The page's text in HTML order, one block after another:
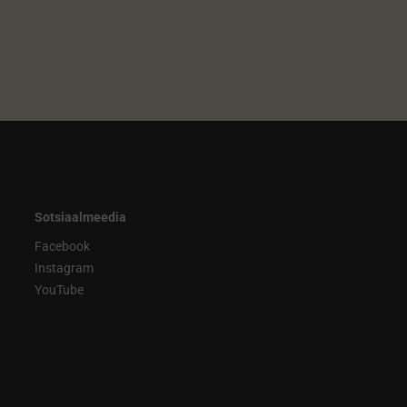
Sotsiaalmeedia
Facebook
Instagram
YouTube